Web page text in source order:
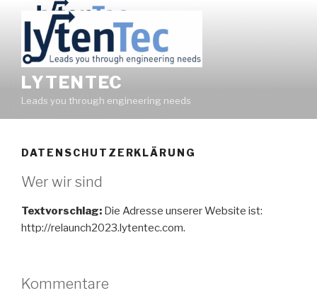
Inhalt
springen
LYTENTEC
Leads you through engineering needs
DATENSCHUTZERKLÄRUNG
Wer wir sind
Textvorschlag: Die Adresse unserer Website ist:
http://relaunch2023.lytentec.com.
Kommentare